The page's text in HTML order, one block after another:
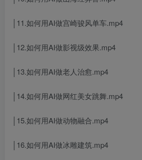
│11.如何用AI做宫崎骏风单车.mp4
│12.如何用AI做影视级效果.mp4
│13.如何用AI做老人治愈.mp4
│14.如何用AI做网红美女跳舞.mp4
│15.如何用AI做动物融合.mp4
│16.如何用AI做冰雕建筑.mp4